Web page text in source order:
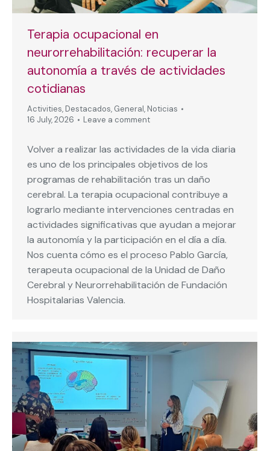
Terapia ocupacional en
neurorrehabilitación: recuperar la
autonomía a través de actividades
cotidianas
Activities, Destacados, General, Noticias
16 July, 2026
Leave a comment
Volver a realizar las actividades de la vida diaria
es uno de los principales objetivos de los
programas de rehabilitación tras un daño
cerebral. La terapia ocupacional contribuye a
lograrlo mediante intervenciones centradas en
actividades significativas que ayudan a mejorar
la autonomía y la participación en el día a día.
Nos cuenta cómo es el proceso Pablo García,
terapeuta ocupacional de la Unidad de Daño
Cerebral y Neurorrehabilitación de Fundación
Hospitalarias Valencia.